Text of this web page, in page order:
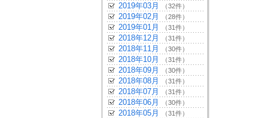
2019年03月 （32件）
2019年02月 （28件）
2019年01月 （31件）
2018年12月 （31件）
2018年11月 （30件）
2018年10月 （31件）
2018年09月 （30件）
2018年08月 （31件）
2018年07月 （31件）
2018年06月 （30件）
2018年05月 （31件）